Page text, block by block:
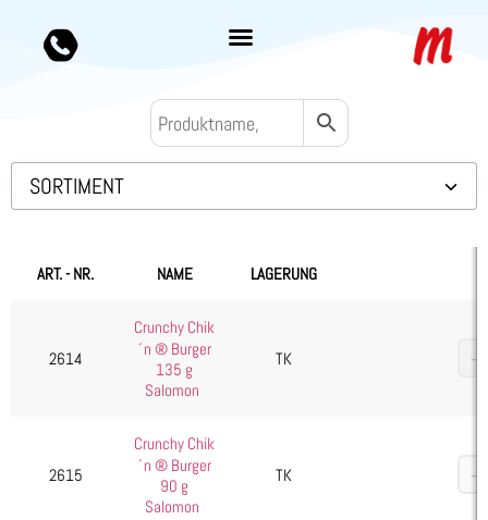
SORTIMENT
Convenience
Kartoffelprodukte
Kuchen & Desserts
Obst & Gemüse
Seafood, Fisch & Meeresfrüchte
ART. - NR. NAME LAGERUNG
2614
Crunchy Chik
´n ® Burger
135 g
Salomon
TK
2615
Crunchy Chik
´n ® Burger
90 g
Salomon
TK